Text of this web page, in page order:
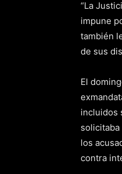
“La
impune
también
de sus
El
incluidos
los
contra